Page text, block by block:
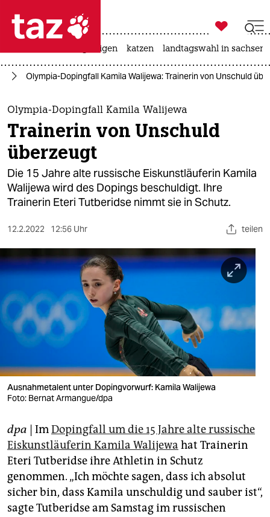
 taz zahl ich
taz zahl ich
themen
politik
öko
gesellschaft
sport
berlin
nord
wahrheit
verlag
veranstaltungen
shop
fragen & hilfe
unterstützen
abo

taz zahl ich
bergsteigen katzen landtagswahl in
Olympia-Dopingfall Kamila Walijewa: Trainerin von Unschuld
Olympia-Dopingfall Kamila Walijewa
Trainerin von Unschuld
überzeugt
Die 15 Jahre alte russische Eiskunstläuferin Kamila
Walijewa wird des Dopings beschuldigt. Ihre
Trainerin Eteri Tutberidse nimmt sie in Schutz.
12.2.2022 12:56 Uhr teilen
Ausnahmetalent unter Dopingvorwurf: Kamila Walijewa
Foto: Bernat Armangue/dpa
dpa | ImDopingfall um die 15 Jahre alte russische
Eiskunstläuferin Kamila Walijewa hat Trainerin
Eteri Tutberidse ihre Athletin in Schutz
genommen. „Ich möchte sagen, dass ich absolut
sicher bin, dass Kamila unschuldig und sauber ist“,
sagte Tutberidse am Samstag im russischen